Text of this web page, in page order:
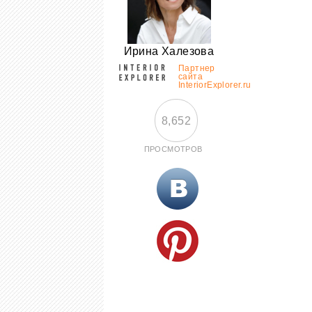
Ирина Халезова
Партнер
сайта
InteriorExplorer.ru
8,652
ПРОСМОТРОВ